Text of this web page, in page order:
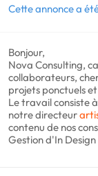
Cette annonce a
Bonjour,
Nova Consulting,
collaborateurs,
projets ponctuels
Le travail consiste
notre directeur
contenu de nos
Gestion d'In